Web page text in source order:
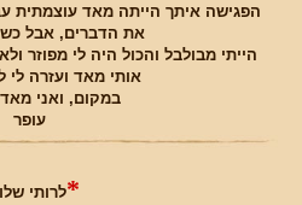
הפגישה איתך הייתה מאד עוצמתית
את הדברים, אבל
הייתי מבולבל והכול היה לי מפוזר
אותי מאד ועזרה לי
במקום, ואני
עופר
*לרותי